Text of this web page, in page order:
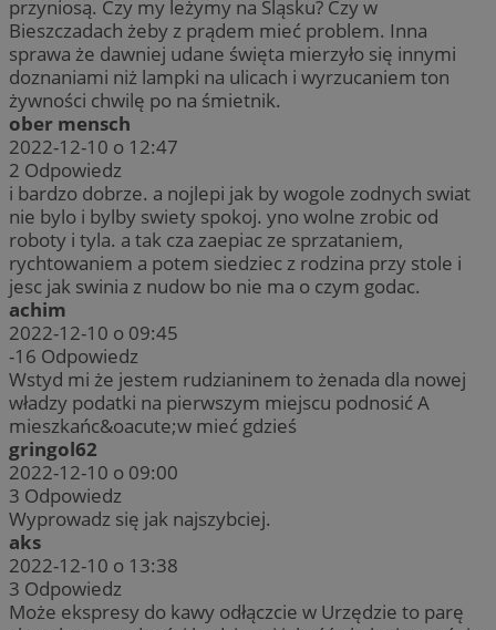
przyniosą. Czy my leżymy na Śląsku? Czy w
Bieszczadach żeby z prądem mieć problem. Inna
sprawa że dawniej udane święta mierzyło się innymi
doznaniami niż lampki na ulicach i wyrzucaniem ton
żywności chwilę po na śmietnik.
ober mensch
2022-12-10 o 12:47
2 Odpowiedz
i bardzo dobrze. a nojlepi jak by wogole zodnych swiat
nie bylo i bylby swiety spokoj. yno wolne zrobic od
roboty i tyla. a tak cza zaepiac ze sprzataniem,
rychtowaniem a potem siedziec z rodzina przy stole i
jesc jak swinia z nudow bo nie ma o czym godac.
achim
2022-12-10 o 09:45
-16 Odpowiedz
Wstyd mi że jestem rudzianinem to żenada dla nowej
władzy podatki na pierwszym miejscu podnosić A
mieszkańc&oacute;w mieć gdzieś
gringol62
2022-12-10 o 09:00
3 Odpowiedz
Wyprowadz się jak najszybciej.
aks
2022-12-10 o 13:38
3 Odpowiedz
Może ekspresy do kawy odłączcie w Urzędzie to parę